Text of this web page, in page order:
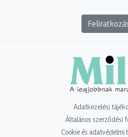
Adatkezelési
Általános szerződési
Cookie és adatvédelmi